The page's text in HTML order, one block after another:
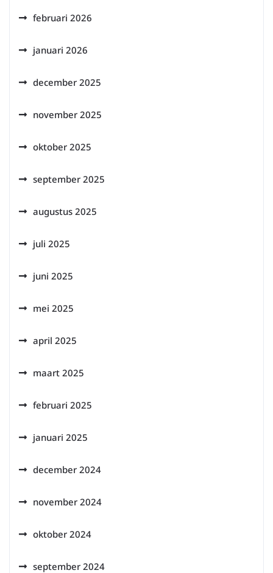
februari 2026
januari 2026
december 2025
november 2025
oktober 2025
september 2025
augustus 2025
juli 2025
juni 2025
mei 2025
april 2025
maart 2025
februari 2025
januari 2025
december 2024
november 2024
oktober 2024
september 2024